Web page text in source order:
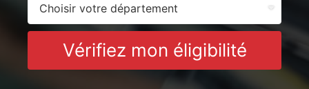
Vérifiez mon éligibilité